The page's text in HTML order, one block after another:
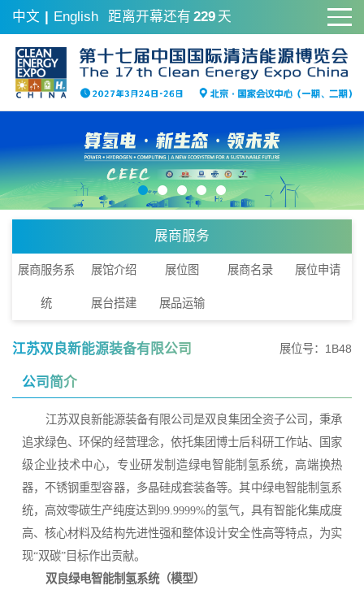
中文 | English 距离开幕还有 229 天
展商服务
展商服务系
统
展馆介绍 展位图 展商名录 展位申请
展台搭建 展品运输
江苏双良新能源装备有限公司 展位号：1B48
公司简介
江苏双良新能源装备有限公司是双良集团全资子公司，秉承
追求绿色、环保的经营理念，依托集团博士后科研工作站、国家
级企业技术中心，专业研发制造绿电智能制氢系统，高端换热
器，不锈钢重型容器，多晶硅成套装备等。其中绿电智能制氢系
统，高效零碳生产纯度达到99.9999%的氢气，具有智能化集成度
高、核心材料及结构先进性强和整体设计安全性高等特点，为实
现“双碳”目标作出贡献。
双良绿电智能制氢系统（模型）